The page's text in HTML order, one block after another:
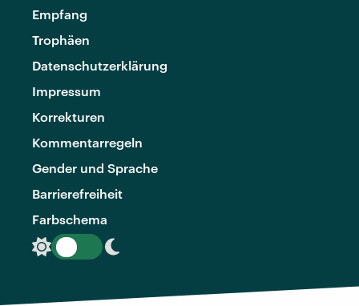
Empfang
Trophäen
Datenschutzerklärung
Impressum
Korrekturen
Kommentarregeln
Gender und Sprache
Barrierefreiheit
Farbschema